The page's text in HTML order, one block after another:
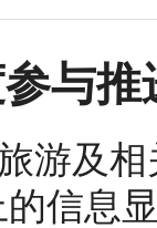
与
游及
的信息